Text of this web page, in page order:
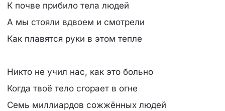
К почве прибило тела людей
А мы стояли вдвоем и смотрели
Как плавятся руки в этом тепле
Никто не учил нас, как это больно
Когда твоё тело сгорает в огне
Семь миллиардов сожжённых людей